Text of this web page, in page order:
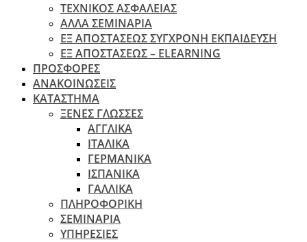
ΤΕΧΝΙΚΟΣ ΑΣΦΑΛΕΙΑΣ
ΆΛΛΑ ΣΕΜΙΝΑΡΙΑ
EΞ ΑΠΟΣΤΑΣΕΩΣ ΣΥΓΧΡΟΝΗ ΕΚΠΑΙΔΕΥΣΗ
ΕΞ ΑΠΟΣΤΑΣΕΩΣ – ELEARNING
ΠΡΟΣΦΟΡΕΣ
ΑΝΑΚΟΙΝΩΣΕΙΣ
ΚΑΤΑΣΤΗΜΑ
ΞΕΝΕΣ ΓΛΩΣΣΕΣ
ΑΓΓΛΙΚΑ
ΙΤΑΛΙΚΑ
ΓΕΡΜΑΝΙΚΑ
ΙΣΠΑΝΙΚΑ
ΓΑΛΛΙΚΑ
ΠΛΗΡΟΦΟΡΙΚΗ
ΣΕΜΙΝΑΡΙΑ
ΥΠΗΡΕΣΙΕΣ